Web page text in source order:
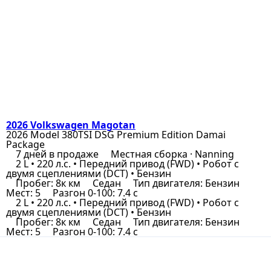
2026 Volkswagen Magotan
2026 Model 380TSI DSG Premium Edition Damai
Package
7 дней в продаже Местная сборка · Nanning
2 L • 220 л.с. • Передний привод (FWD) • Робот с
двумя сцеплениями (DCT) • Бензин
Пробег: 8к км Седан Тип двигателя: Бензин
Мест: 5 Разгон 0-100: 7.4 с
2 L • 220 л.с. • Передний привод (FWD) • Робот с
двумя сцеплениями (DCT) • Бензин
Пробег: 8к км Седан Тип двигателя: Бензин
Мест: 5 Разгон 0-100: 7.4 с
Состояние: Отличное Местная сборка • Nanning